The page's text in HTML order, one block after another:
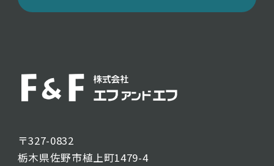
〒327-0832
栃木県佐野市植上町1479-4